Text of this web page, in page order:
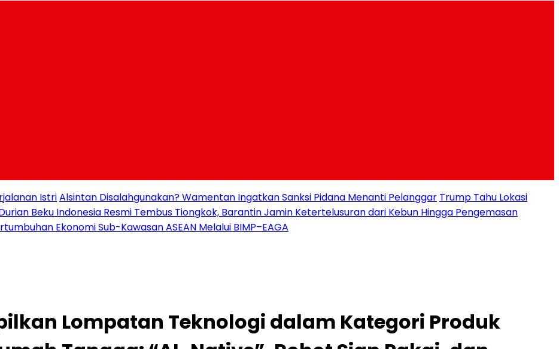
IstriAlsintan Disalahgunakan? Wamentan Ingatkan Sanksi Pidana Menanti Pelanggar Trump Tahu Lokasi
Beku Indonesia Resmi Tembus Tiongkok, Barantin Jamin Ketertelusuran dari Kebun Hingga Pengemasan
Ekonomi Sub-Kawasan ASEAN Melalui BIMP–EAGA
Lompatan Teknologi dalam Kategori Produk